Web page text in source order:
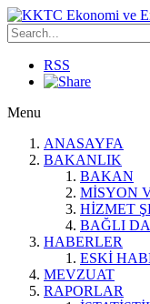
RSS
Menu
ANASAYFA
BAKANLIK
BAKAN
MİSYON
HİZMET
BAĞLI
HABERLER
ESKİ
MEVZUAT
RAPORLAR